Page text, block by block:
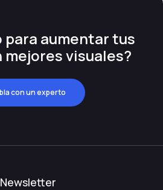
para aumentar tus
visuales?
con un experto
Newsletter